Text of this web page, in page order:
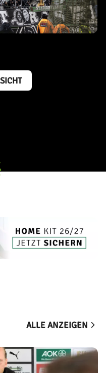
ALLE ANZEIGEN